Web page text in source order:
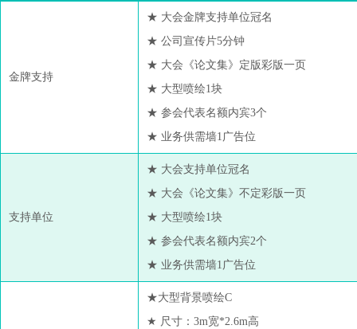
金牌支持
★ 大会金牌支持单位冠名
★ 公司宣传片5分钟
★ 大会《论文集》定版彩版一页
★ 大型喷绘1块
★ 参会代表名额内宾3个
★ 业务供需墙1广告位
支持单位
★ 大会支持单位冠名
★ 大会《论文集》不定彩版一页
★ 大型喷绘1块
★ 参会代表名额内宾2个
★ 业务供需墙1广告位
★大型背景喷绘C
★ 尺寸：3m宽*2.6m高